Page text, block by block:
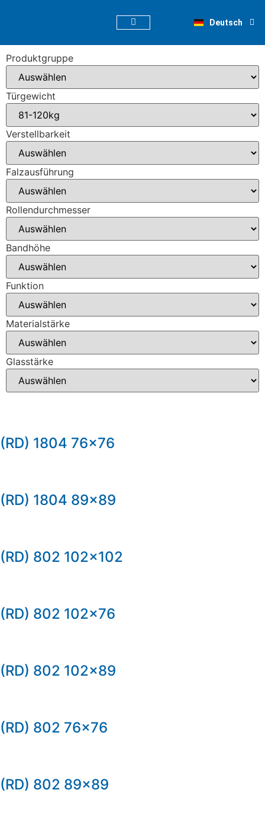
Deutsch
Nederlands
Produktgruppe
Türgewicht
Verstellbarkeit
Falzausführung
Rollendurchmesser
Bandhöhe
Funktion
Materialstärke
Glasstärke
(RD) 1804 76×76
(RD) 1804 89×89
(RD) 802 102×102
(RD) 802 102×76
(RD) 802 102×89
(RD) 802 76×76
(RD) 802 89×89